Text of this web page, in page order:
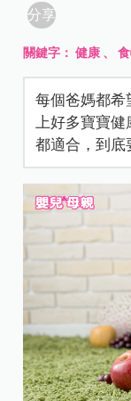
分享
關鍵字：健康 、
每個爸媽都希
上好多寶寶健
都適合，到底